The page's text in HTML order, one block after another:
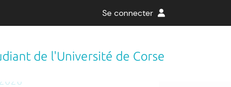
Se connecter
de l'Université de Corse